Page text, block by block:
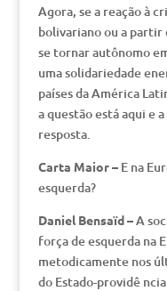
Agora, se a reação à
bolivariano ou a partir
se tornar autônomo
uma solidariedade
países da América
a questão está aqui e
resposta.
Carta Maior – E na
esquerda?
Daniel Bensaïd –A
força de esquerda na
metodicamente nos
do Estado-providê